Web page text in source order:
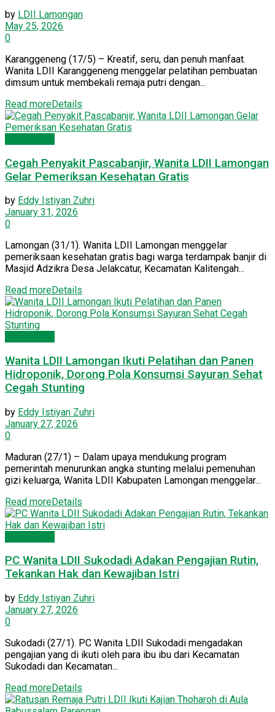
by LDII Lamongan
May 25, 2026
0
Karanggeneng (17/5) – Kreatif, seru, dan penuh manfaat.
Wanita LDII Karanggeneng menggelar pelatihan pembuatan
dimsum untuk membekali remaja putri dengan...
Read moreDetails
Cegah Penyakit Pascabanjir, Wanita LDII Lamongan
Gelar Pemeriksan Kesehatan Gratis
by Eddy Istiyan Zuhri
January 31, 2026
0
Lamongan (31/1). Wanita LDII Lamongan menggelar
pemeriksaan kesehatan gratis bagi warga terdampak banjir di
Masjid Adzikra Desa Jelakcatur, Kecamatan Kalitengah...
Read moreDetails
Wanita LDII Lamongan Ikuti Pelatihan dan Panen
Hidroponik, Dorong Pola Konsumsi Sayuran Sehat
Cegah Stunting
by Eddy Istiyan Zuhri
January 27, 2026
0
Maduran (27/1) – Dalam upaya mendukung program
pemerintah menurunkan angka stunting melalui pemenuhan
gizi keluarga, Wanita LDII Kabupaten Lamongan menggelar...
Read moreDetails
PC Wanita LDII Sukodadi Adakan Pengajian Rutin,
Tekankan Hak dan Kewajiban Istri
by Eddy Istiyan Zuhri
January 27, 2026
0
Sukodadi (27/1). PC Wanita LDII Sukodadi mengadakan
pengajian yang di ikuti oleh para ibu ibu dari Kecamatan
Sukodadi dan Kecamatan...
Read moreDetails